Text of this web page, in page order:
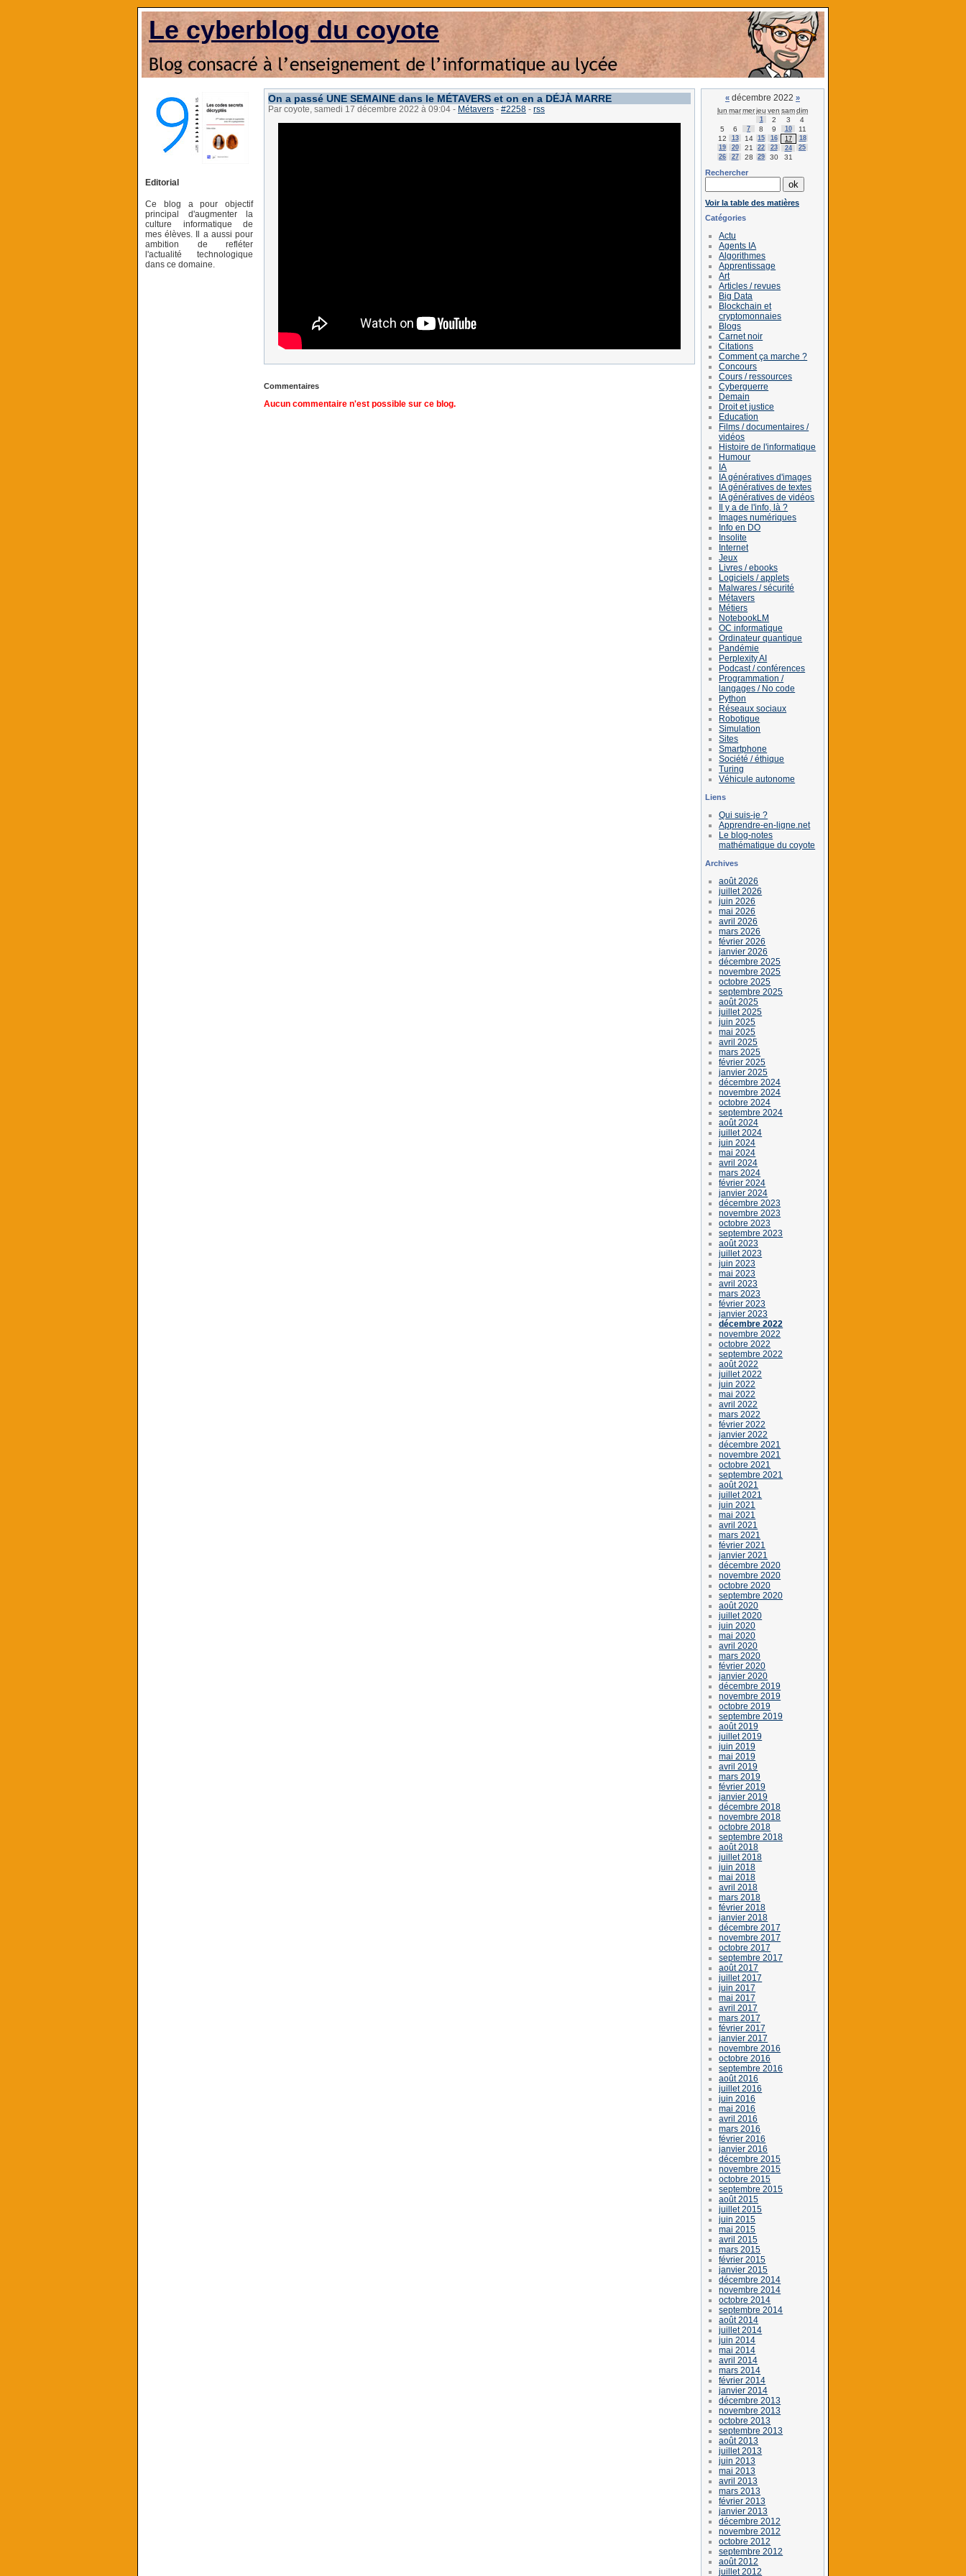
Le cyberblog du coyote
Editorial
Ce blog a pour objectif
principal d'augmenter la
culture informatique de
mes élèves. Il a aussi pour
ambition de refléter
l'actualité technologique
dans ce domaine.
On a passé UNE SEMAINE dans le MÉTAVERS et on en a DÉJÀ MARRE
Par coyote, samedi 17 décembre 2022 à 09:04 - Métavers - #2258 - rss
Commentaires
Aucun commentaire n'est possible sur ce blog.
« décembre 2022 »
lun marmerjeu ven samdim
1 2 3
4
5
6 7 8 9 10
11
12
13 14 15 16 17
18
19
20 21 22 23 24
25
26
27 28 29 30 31
Rechercher
Voir la table des matières
Catégories
Actu
Agents IA
Algorithmes
Apprentissage
Art
Articles / revues
Big Data
Blockchain et
cryptomonnaies
Blogs
Carnet noir
Citations
Comment ça marche ?
Concours
Cours / ressources
Cyberguerre
Demain
Droit et justice
Education
Films / documentaires /
vidéos
Histoire de l'informatique
Humour
IA
IA génératives d'images
IA génératives de textes
IA génératives de vidéos
Il y a de l'info, là ?
Images numériques
Info en DO
Insolite
Internet
Jeux
Livres / ebooks
Logiciels / applets
Malwares / sécurité
Métavers
Métiers
NotebookLM
OC informatique
Ordinateur quantique
Pandémie
Perplexity AI
Podcast / conférences
Programmation /
langages / No code
Python
Réseaux sociaux
Robotique
Simulation
Sites
Smartphone
Société / éthique
Turing
Véhicule autonome
Liens
Qui suis-je ?
Apprendre-en-ligne.net
Le blog-notes
mathématique du coyote
Archives
août 2026
juillet 2026
juin 2026
mai 2026
avril 2026
mars 2026
février 2026
janvier 2026
décembre 2025
novembre 2025
octobre 2025
septembre 2025
août 2025
juillet 2025
juin 2025
mai 2025
avril 2025
mars 2025
février 2025
janvier 2025
décembre 2024
novembre 2024
octobre 2024
septembre 2024
août 2024
juillet 2024
juin 2024
mai 2024
avril 2024
mars 2024
février 2024
janvier 2024
décembre 2023
novembre 2023
octobre 2023
septembre 2023
août 2023
juillet 2023
juin 2023
mai 2023
avril 2023
mars 2023
février 2023
janvier 2023
décembre 2022
novembre 2022
octobre 2022
septembre 2022
août 2022
juillet 2022
juin 2022
mai 2022
avril 2022
mars 2022
février 2022
janvier 2022
décembre 2021
novembre 2021
octobre 2021
septembre 2021
août 2021
juillet 2021
juin 2021
mai 2021
avril 2021
mars 2021
février 2021
janvier 2021
décembre 2020
novembre 2020
octobre 2020
septembre 2020
août 2020
juillet 2020
juin 2020
mai 2020
avril 2020
mars 2020
février 2020
janvier 2020
décembre 2019
novembre 2019
octobre 2019
septembre 2019
août 2019
juillet 2019
juin 2019
mai 2019
avril 2019
mars 2019
février 2019
janvier 2019
décembre 2018
novembre 2018
octobre 2018
septembre 2018
août 2018
juillet 2018
juin 2018
mai 2018
avril 2018
mars 2018
février 2018
janvier 2018
décembre 2017
novembre 2017
octobre 2017
septembre 2017
août 2017
juillet 2017
juin 2017
mai 2017
avril 2017
mars 2017
février 2017
janvier 2017
novembre 2016
octobre 2016
septembre 2016
août 2016
juillet 2016
juin 2016
mai 2016
avril 2016
mars 2016
février 2016
janvier 2016
décembre 2015
novembre 2015
octobre 2015
septembre 2015
août 2015
juillet 2015
juin 2015
mai 2015
avril 2015
mars 2015
février 2015
janvier 2015
décembre 2014
novembre 2014
octobre 2014
septembre 2014
août 2014
juillet 2014
juin 2014
mai 2014
avril 2014
mars 2014
février 2014
janvier 2014
décembre 2013
novembre 2013
octobre 2013
septembre 2013
août 2013
juillet 2013
juin 2013
mai 2013
avril 2013
mars 2013
février 2013
janvier 2013
décembre 2012
novembre 2012
octobre 2012
septembre 2012
août 2012
juillet 2012